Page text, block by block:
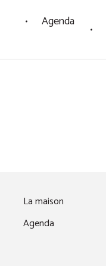
Agenda
La maison
Agenda